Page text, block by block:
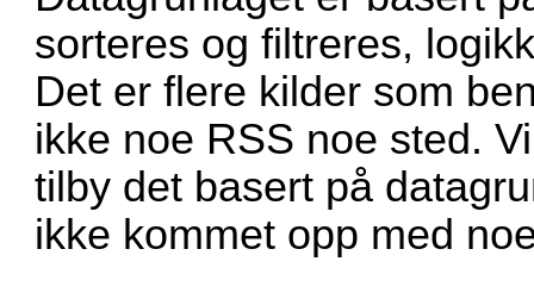
sorteres og filtreres,
Det er flere kilder som
ikke noe RSS noe sted.
tilby det basert på
ikke kommet opp med